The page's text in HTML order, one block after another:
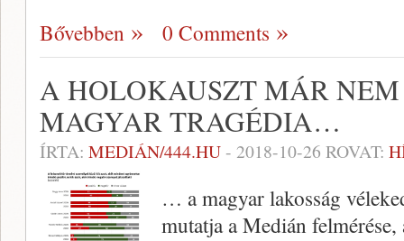
Bővebben
0 Comments
A HOLOKAUSZT MÁR
MAGYAR TRAGÉDIA…
ÍRTA: MEDIÁN/444.HU- 2018-10-26 ROVAT:
… a magyar lakosság
mutatja a Medián